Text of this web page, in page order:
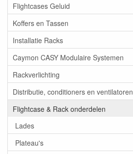
Flightcases Geluid
Koffers en Tassen
Installatie Racks
Caymon CASY Modulaire Systemen
Rackverlichting
Distributie, conditioners en ventilatoren
Flightcase & Rack onderdelen
Lades
Plateau's